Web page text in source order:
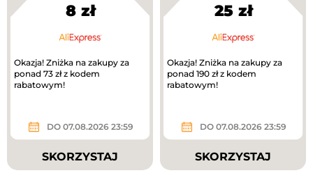
8 zł
Okazja! Zniżka na zakupy za
ponad 73 zł z kodem
rabatowym!
DO 07.08.2026 23:59
SKORZYSTAJ
25 zł
Okazja! Zniżka na zakupy za
ponad 190 zł z kodem
rabatowym!
DO 07.08.2026 23:59
SKORZYSTAJ